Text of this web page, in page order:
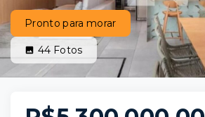
Pronto para morar
44 Fotos